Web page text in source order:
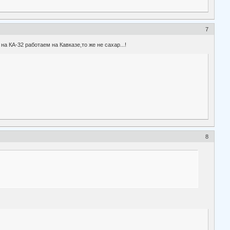
7
КА-32 работаем на Кавказе,то же не сахар...!
8